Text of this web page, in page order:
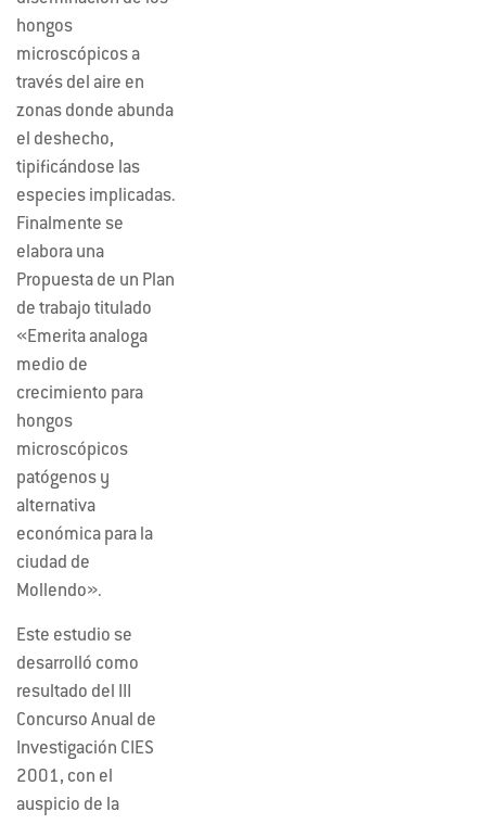
hongos
microscópicos a
través del aire en
zonas donde abunda
el deshecho,
tipificándose las
especies implicadas.
Finalmente se
elabora una
Propuesta de un Plan
de trabajo titulado
«Emerita analoga
medio de
crecimiento para
hongos
microscópicos
patógenos y
alternativa
económica para la
ciudad de
Mollendo».
Este estudio se
desarrolló como
resultado del III
Concurso Anual de
Investigación CIES
2001, con el
auspicio de la